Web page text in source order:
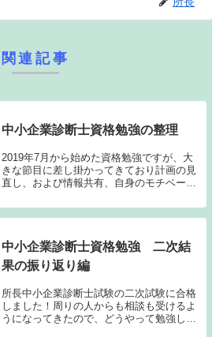
関連記事
中小企業診断士資格勉強の整理
2019年7月から始めた資格勉強ですが、大
きな節目に差し掛かってきており計画の見
直し、および情報共有、自身のモチベーシ
す。先回の資格勉強の整理は年末に行って
います。記事はこちら⇩1月～3月の状況ま
中小企業診断士資格勉強 二次結
果の振り返り編
所長中小企業診断士試験の二次試験に合格
しました！周りの人からも相談も受けるよ
うになってきたので、どうやって勉強して